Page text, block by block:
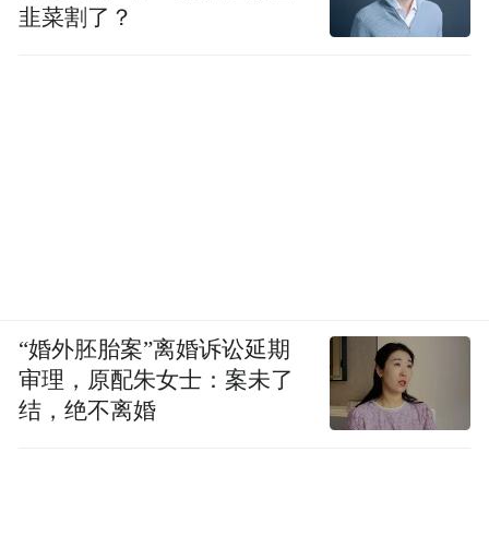
韭菜割了？
“婚外胚胎案”离婚诉讼延期
审理，原配朱女士：案未了
结，绝不离婚